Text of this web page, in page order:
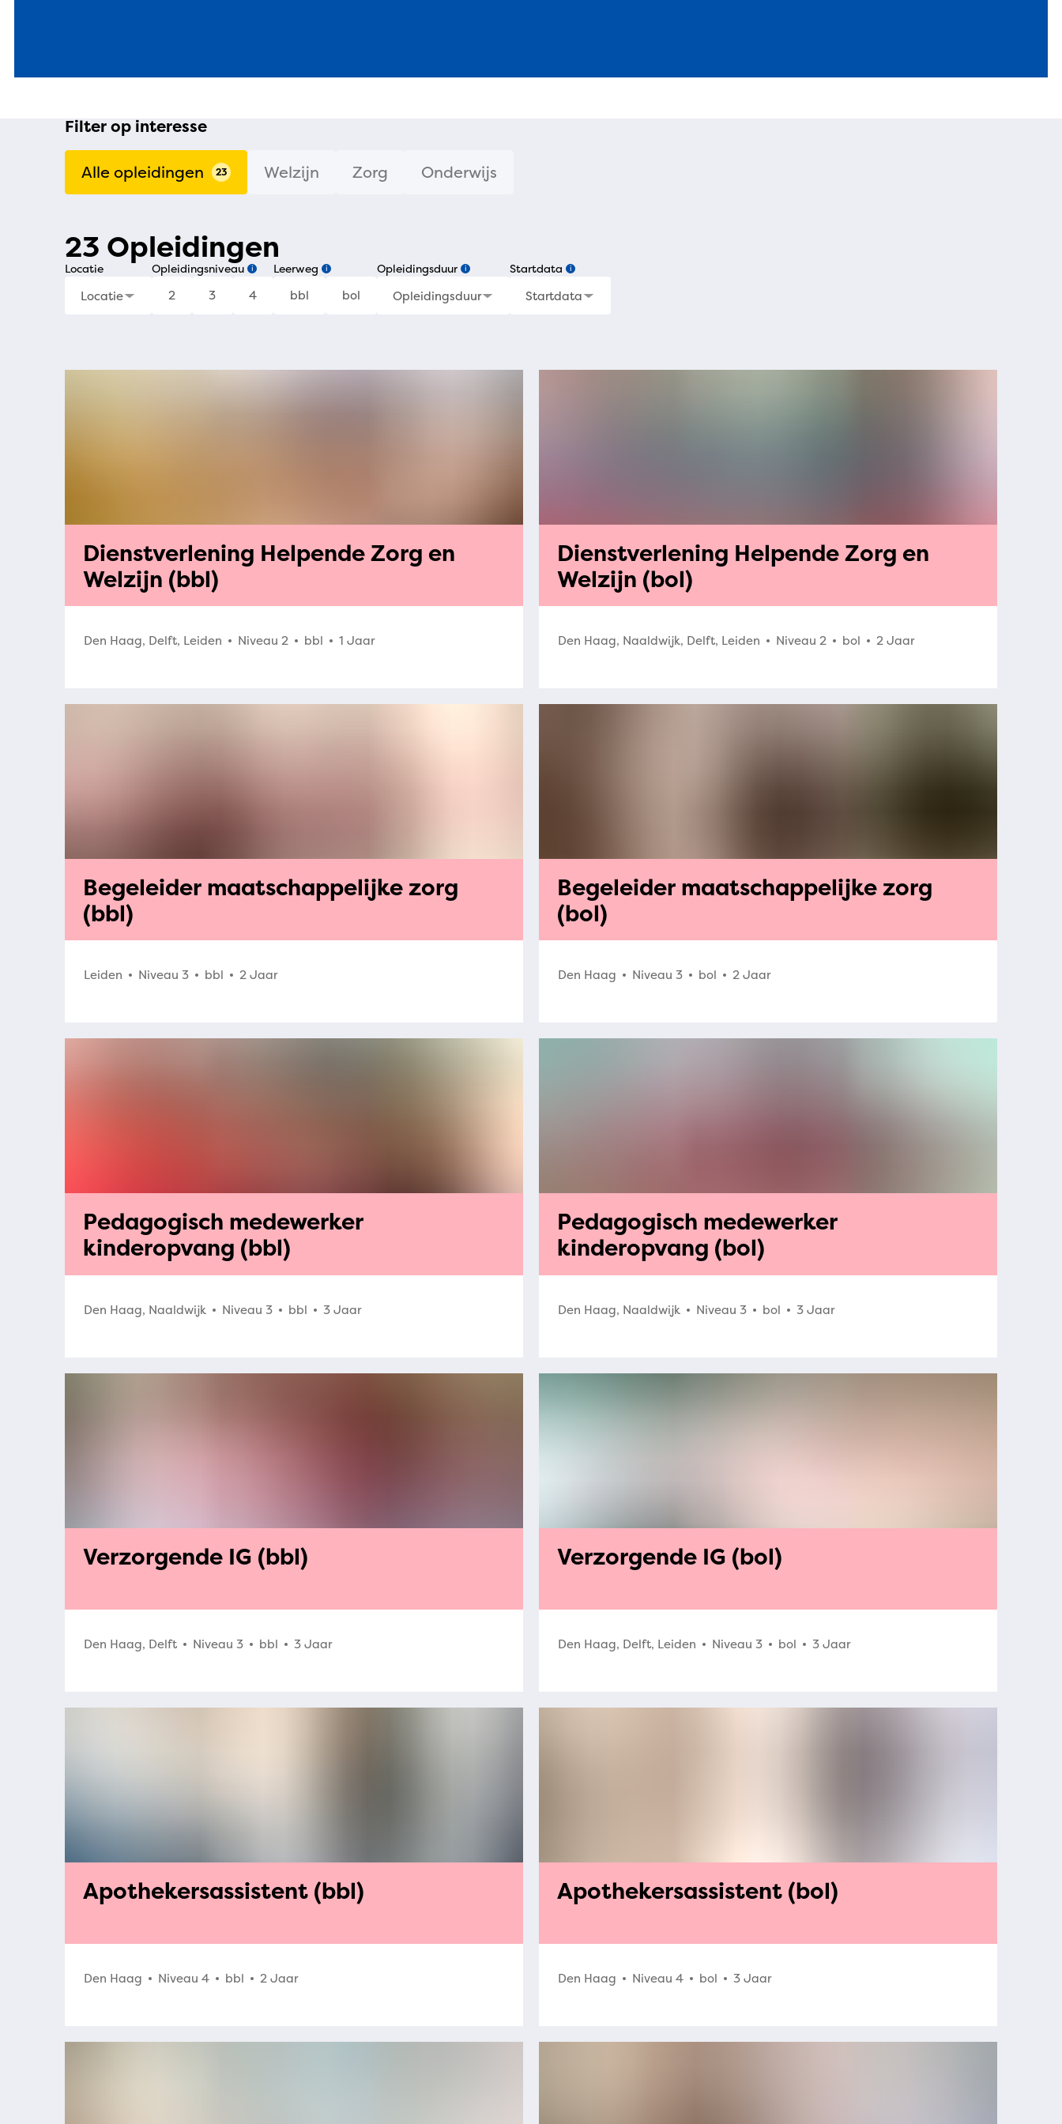
Filter op interesse
Alle opleidingen 23 Welzijn Zorg Onderwijs
23 Opleidingen
Locatie
Locatie
Opleidingsniveau i
2 3 4
Leerweg i
bbl bol
Opleidingsduur i
Opleidingsduur
Startdata i
Startdata
Dienstverlening Helpende Zorg en
Welzijn (bbl)
Den Haag, Delft, Leiden Niveau 2 bbl 1 Jaar
Dienstverlening Helpende Zorg en
Welzijn (bol)
Den Haag, Naaldwijk, Delft, Leiden Niveau 2 bol 2 Jaar
Begeleider maatschappelijke zorg
(bbl)
Leiden Niveau 3 bbl 2 Jaar
Begeleider maatschappelijke zorg
(bol)
Den Haag Niveau 3 bol 2 Jaar
Pedagogisch medewerker
kinderopvang (bbl)
Den Haag, Naaldwijk Niveau 3 bbl 3 Jaar
Pedagogisch medewerker
kinderopvang (bol)
Den Haag, Naaldwijk Niveau 3 bol 3 Jaar
Verzorgende IG (bbl)
Den Haag, Delft Niveau 3 bbl 3 Jaar
Verzorgende IG (bol)
Den Haag, Delft, Leiden Niveau 3 bol 3 Jaar
Apothekersassistent (bbl)
Den Haag Niveau 4 bbl 2 Jaar
Apothekersassistent (bol)
Den Haag Niveau 4 bol 3 Jaar